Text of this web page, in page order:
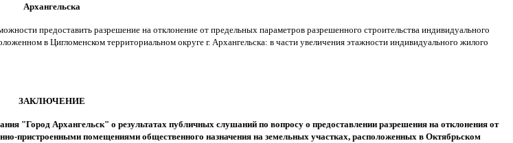
Архангельска
предоставить разрешение на отклонение от предельных параметров разрешенного строительства индивидуального
в Цигломенском территориальном округе г. Архангельска: в части увеличения этажности индивидуального жилого
ЗАКЛЮЧЕНИЕ
"Город Архангельск" о результатах публичных слушаний по вопросу о предоставлении разрешения на отклонения от
пристроенными помещениями общественного назначения на земельных участках, расположенных в Октябрьском